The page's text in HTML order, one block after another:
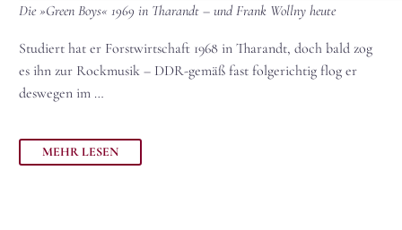
Die »Green Boys« 1969 in Tharandt – und Frank Wollny heute
Studiert hat er Forstwirtschaft 1968 in Tharandt, doch bald zog
es ihn zur Rockmusik – DDR-gemäß fast folgerichtig flog er
deswegen im …
MEHR LESEN